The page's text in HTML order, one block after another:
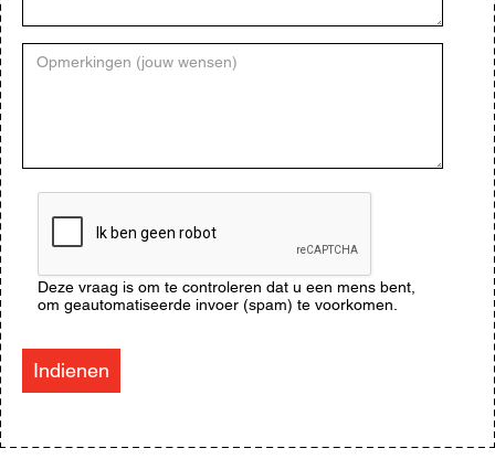
Opmerkingen
(jouw
Deze vraag is om te controleren dat u een mens bent,
om geautomatiseerde invoer (spam) te voorkomen.
Indienen